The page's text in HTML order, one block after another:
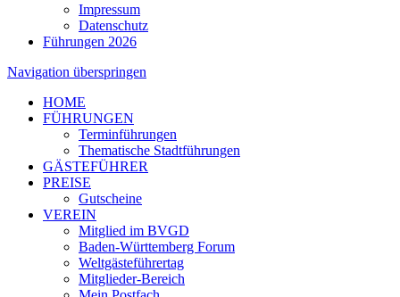
Impressum
Datenschutz
Führungen 2026
Navigation überspringen
HOME
FÜHRUNGEN
Terminführungen
Thematische Stadtführungen
GÄSTEFÜHRER
PREISE
Gutscheine
VEREIN
Mitglied im BVGD
Baden-Württemberg Forum
Weltgästeführertag
Mitglieder-Bereich